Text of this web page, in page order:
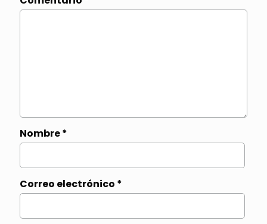
Nombre*
Correo electrónico *